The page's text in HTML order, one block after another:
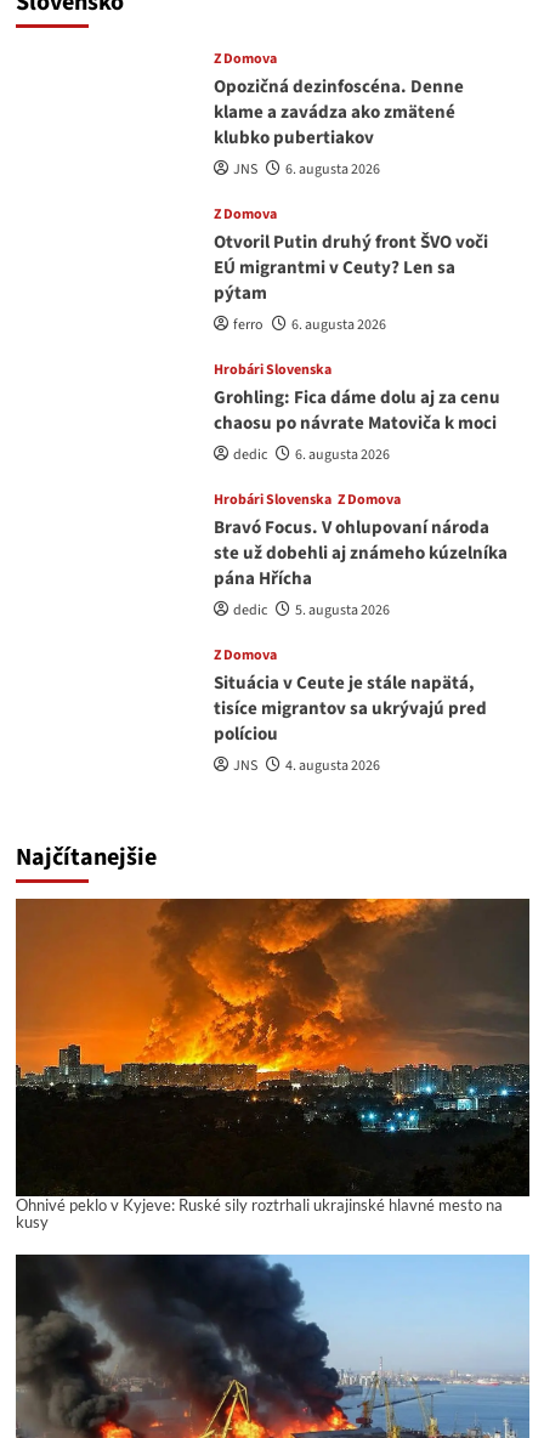
Z Domova
Opozičná dezinfoscéna. Denne
klame a zavádza ako zmätené
klubko pubertiakov
JNS 6. augusta 2026
Z Domova
Otvoril Putin druhý front ŠVO voči
EÚ migrantmi v Ceuty? Len sa
pýtam
ferro 6. augusta 2026
Hrobári Slovenska
Grohling: Fica dáme dolu aj za cenu
chaosu po návrate Matoviča k moci
dedic 6. augusta 2026
Hrobári Slovenska Z Domova
Bravó Focus. V ohlupovaní národa
ste už dobehli aj známeho kúzelníka
pána Hřícha
dedic 5. augusta 2026
Z Domova
Situácia v Ceute je stále napätá,
tisíce migrantov sa ukrývajú pred
políciou
JNS 4. augusta 2026
Najčítanejšie
Ohnivé peklo v Kyjeve: Ruské sily roztrhali ukrajinské hlavné mesto na
kusy